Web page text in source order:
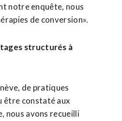
notre enquête, nous
de conversion».
structurés à
de pratiques
être constaté aux
nous avons recueilli